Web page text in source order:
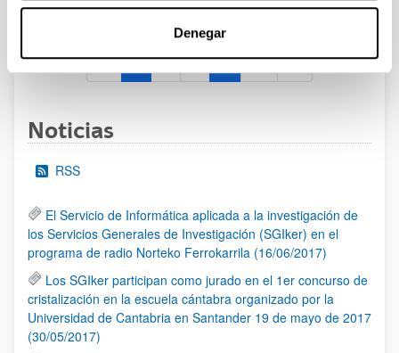
Denegar
al 30/07/2026 (ambos incluídos)
Página
1 Página
2 Página
3 ...Páginas intermedias Use TAB
Página
95
Noticias
RSS
El Servicio de Informática aplicada a la investigación de
los Servicios Generales de Investigación (SGIker) en el
programa de radio Norteko Ferrokarrila (16/06/2017)
Los SGIker participan como jurado en el 1er concurso de
cristalización en la escuela cántabra organizado por la
Universidad de Cantabria en Santander 19 de mayo de 2017
(30/05/2017)